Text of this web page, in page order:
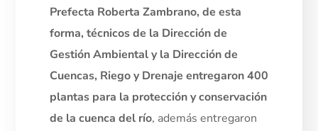
Prefecta Roberta Zambrano, de esta
forma, técnicos de la Dirección de
Gestión Ambiental y la Dirección de
Cuencas, Riego y Drenaje entregaron 400
plantas para la protección y conservación
de la cuenca del río, además entregaron